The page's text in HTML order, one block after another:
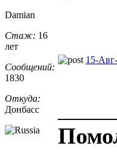
Damian
Стаж: 16
лет
Сообщений:
1830
Откуда:
Донбасс
15-